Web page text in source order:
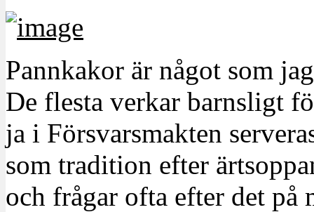
Pannkakor är något som
De flesta verkar barnsligt
ja i Försvarsmakten
som tradition efter
och frågar ofta efter det på